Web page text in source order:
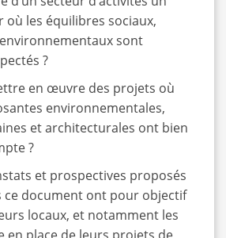
les équilibres sociaux,
sont
?
en œuvre des projets où
environnementales,
et architecturales ont bien
?
et prospectives proposés
ce document ont pour objectif
locaux, et notamment les